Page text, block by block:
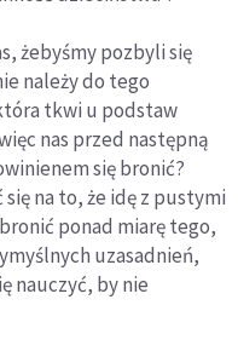
żebyśmy pozbyli się
należy do tego
tkwi u podstaw
nas przed następną
się bronić?
na to, że idę z pustymi
ponad miarę tego,
uzasadnień,
nauczyć, by nie